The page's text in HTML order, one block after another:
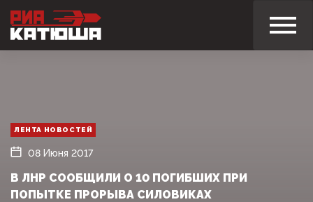
ЛЕНТА НОВОСТЕЙ
08 Июня 2017
В ЛНР СООБЩИЛИ О 10 ПОГИБШИХ ПРИ
ПОПЫТКЕ ПРОРЫВА СИЛОВИКАХ‍